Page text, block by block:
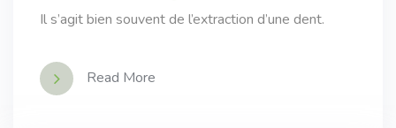
Il s’agit bien souvent de l’extraction d’une dent.
Read More